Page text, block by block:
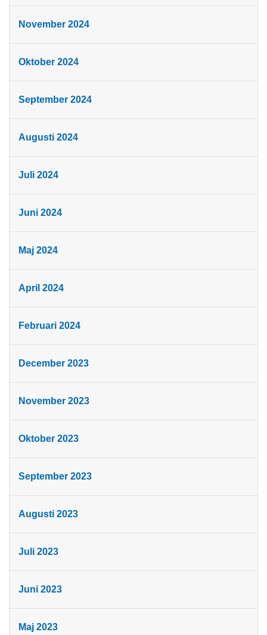
November 2024
Oktober 2024
September 2024
Augusti 2024
Juli 2024
Juni 2024
Maj 2024
April 2024
Februari 2024
December 2023
November 2023
Oktober 2023
September 2023
Augusti 2023
Juli 2023
Juni 2023
Maj 2023